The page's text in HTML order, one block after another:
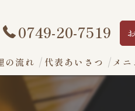
0749-20-7519
の流れ 代表あいさつ メニ